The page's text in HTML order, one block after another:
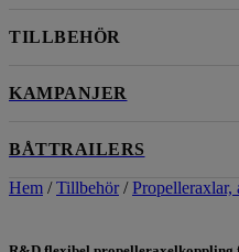
TILLBEHÖR
KAMPANJER
BÅTTRAILERS
Hem /Tillbehör /Propelleraxlar,